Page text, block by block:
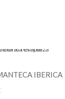
IBERICA